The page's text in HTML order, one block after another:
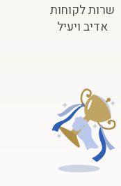
שרות לקוחות
אדיב ויעיל